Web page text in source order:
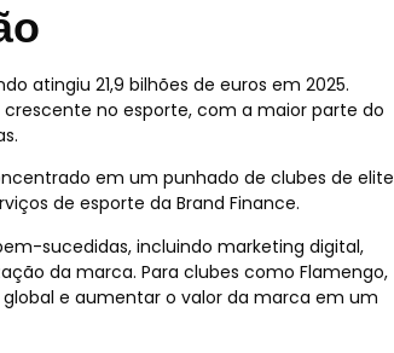
atingiu 21,9 bilhões de euros em 2025.
no esporte, com a maior parte do
em um punhado de clubes de elite
de esporte da Brand Finance.
sucedidas, incluindo marketing digital,
da marca. Para clubes como Flamengo,
e aumentar o valor da marca em um